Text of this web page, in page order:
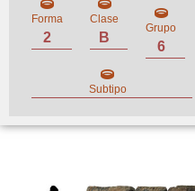
Forma
2
Clase
B
Grupo
6
Subtipo